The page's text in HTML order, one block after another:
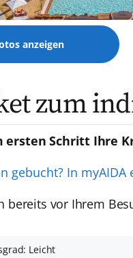
anzeigen
zum
ersten Schritt Ihre
gebucht? In myAIDA
bereits vor Ihrem
Leicht